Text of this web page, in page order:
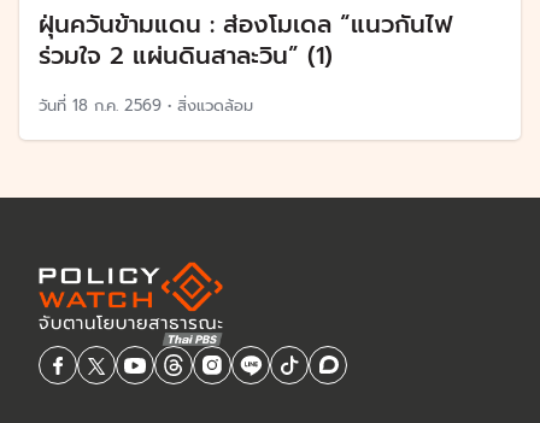
ฝุ่นควันข้ามแดน : ส่องโมเดล “แนวกันไฟ
ร่วมใจ 2 แผ่นดินสาละวิน” (1)
วันที่ 18 ก.ค. 2569 • สิ่งแวดล้อม